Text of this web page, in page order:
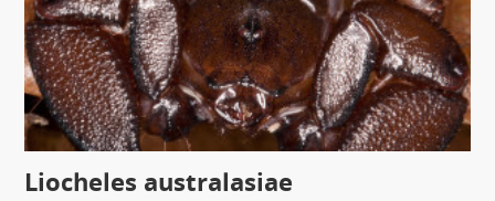
Liocheles australasiae